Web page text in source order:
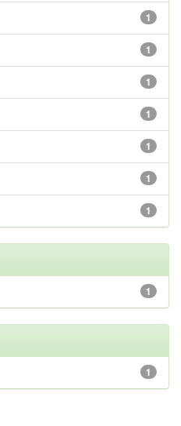
1
1
1
1
1
1
1
1
1